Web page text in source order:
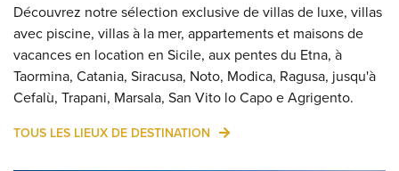
Découvrez notre sélection exclusive de villas de luxe, villas
avec piscine, villas à la mer, appartements et maisons de
vacances en location en Sicile, aux pentes du Etna, à
Taormina, Catania, Siracusa, Noto, Modica, Ragusa, jusqu'à
Cefalù, Trapani, Marsala, San Vito lo Capo e Agrigento.
TOUS LES LIEUX DE DESTINATION